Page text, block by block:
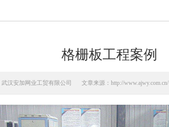
格栅板工程案例
汉安加网业工贸有限公司 文章来源：http://www.ajwy.com.cn/